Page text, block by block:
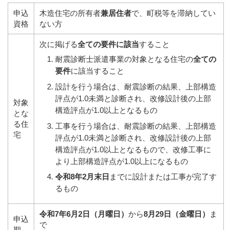
申込
資格
木造住宅の所有者兼居住者で、町税等を滞納してい
ない方
対象
とな
る住
宅
次に掲げる全ての要件に該当すること
耐震診断士派遣事業の対象となる住宅の全ての
要件に該当すること
設計を行う場合は、耐震診断の結果、上部構造
評点が1.0未満と診断され、改修設計後の上部
構造評点が1.0以上となるもの
工事を行う場合は、耐震診断の結果、上部構造
評点が1.0未満と診断され、改修設計後の上部
構造評点が1.0以上となるもので、改修工事に
より上部構造評点が1.0以上になるもの
令和8年2月末日 までに設計または工事が完了す
るもの
申込
令和7年6月2日（月曜日） から8月29日（金曜日）
ま
で